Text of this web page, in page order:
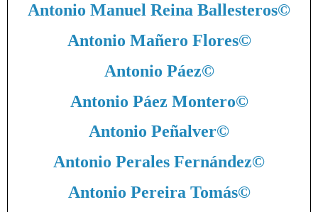
Antonio Manuel Reina Ballesteros©
Antonio Mañero Flores©
Antonio Páez©
Antonio Páez Montero©
Antonio Peñalver©
Antonio Perales Fernández©
Antonio Pereira Tomás©